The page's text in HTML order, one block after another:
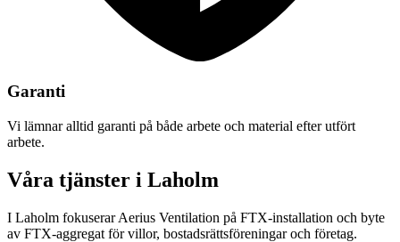
Garanti
Vi lämnar alltid garanti på både arbete och material efter utfört
arbete.
Våra tjänster i Laholm
I Laholm fokuserar Aerius Ventilation på FTX-installation och byte
av FTX-aggregat för villor, bostadsrättsföreningar och företag.